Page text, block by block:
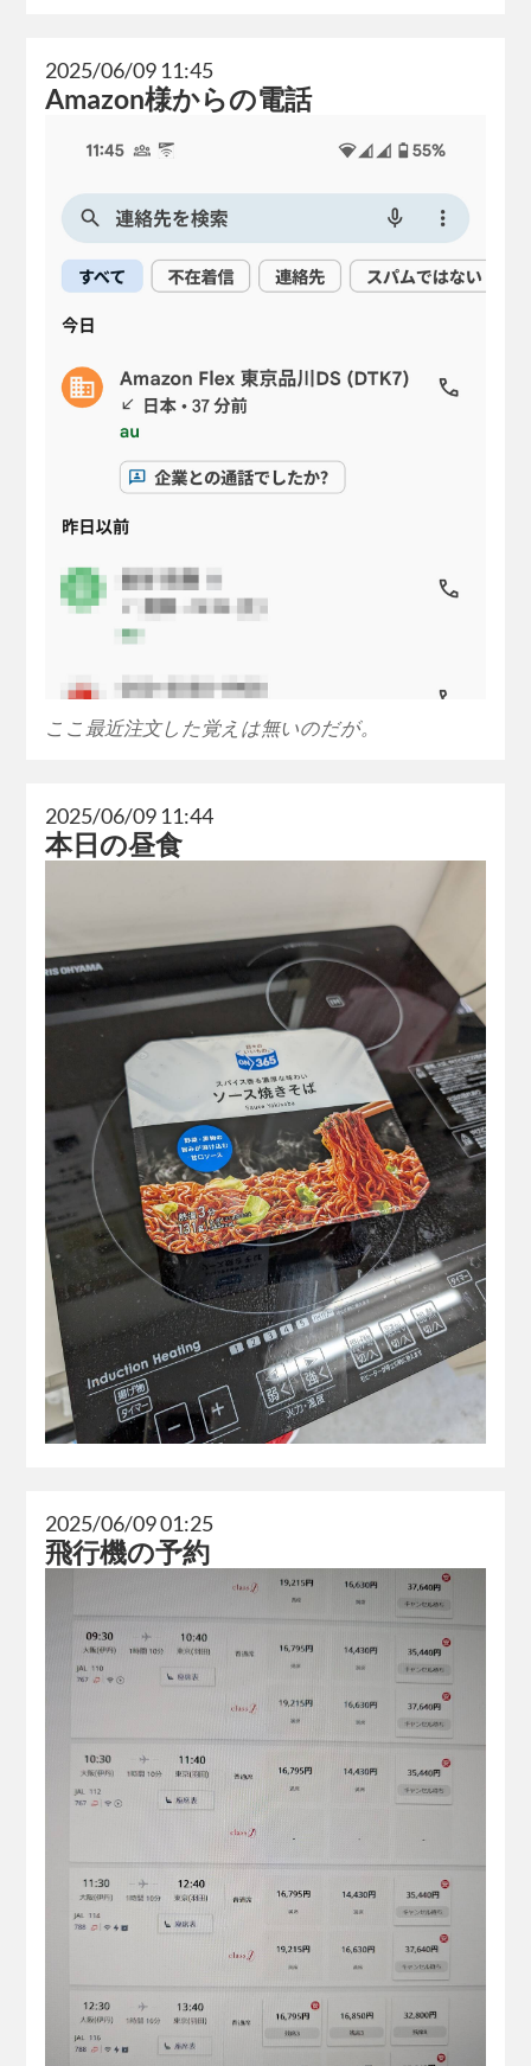
2025/06/09 11:45
Amazon様からの電話
ここ最近注文した覚えは無いのだが。
2025/06/09 11:44
本日の昼食
2025/06/09 01:25
飛行機の予約